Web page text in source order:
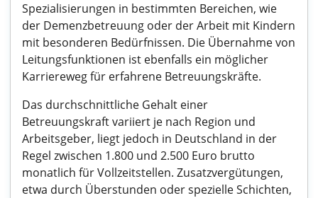
Spezialisierungen in bestimmten Bereichen, wie
der Demenzbetreuung oder der Arbeit mit Kindern
mit besonderen Bedürfnissen. Die Übernahme von
Leitungsfunktionen ist ebenfalls ein möglicher
Karriereweg für erfahrene Betreuungskräfte.
Das durchschnittliche Gehalt einer
Betreuungskraft variiert je nach Region und
Arbeitsgeber, liegt jedoch in Deutschland in der
Regel zwischen 1.800 und 2.500 Euro brutto
monatlich für Vollzeitstellen. Zusatzvergütungen,
etwa durch Überstunden oder spezielle Schichten,